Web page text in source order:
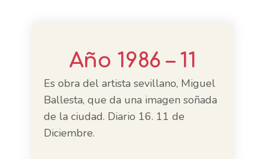
Año 1986 – 11
Es obra del artista sevillano, Miguel
Ballesta, que da una imagen soñada
de la ciudad. Diario 16. 11 de
Diciembre.